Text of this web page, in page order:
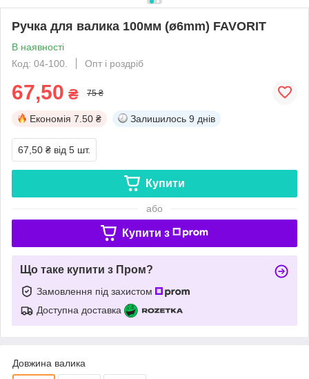
Ручка для валика 100мм (ø6mm) FAVORIT
В наявності
Код: 04-100.
Опт і роздріб
67,50 ₴ 75 ₴
Економія 7.50 ₴ Залишилось 9 днів
67,50 ₴ від 5 шт.
Купити
або
Купити з
Що таке купити з Пром?
Замовлення під захистом
Доступна доставка
Довжина валика